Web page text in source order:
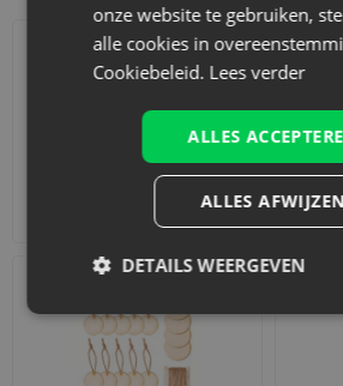
Adventskalenders
onze website te gebruiken,
alle cookies in
Cookiebeleid. Lees verder
ALLES
ALLES AFWIJZEN
DETAILS WEERGEVEN